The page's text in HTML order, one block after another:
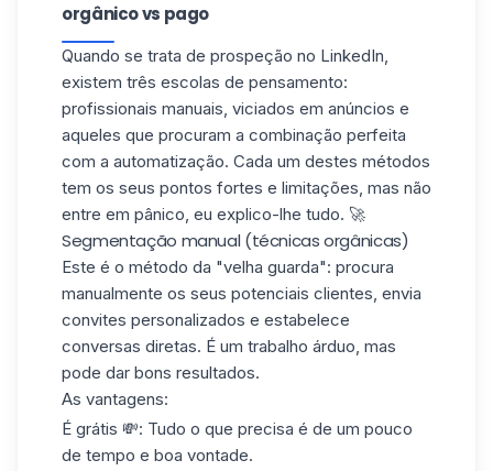
orgânico vs pago
Quando se trata de prospeção no LinkedIn,
existem três escolas de pensamento:
profissionais manuais, viciados em anúncios e
aqueles que procuram a combinação perfeita
com a automatização. Cada um destes métodos
tem os seus pontos fortes e limitações, mas não
entre em pânico, eu explico-lhe tudo. 🚀
Segmentação manual (técnicas orgânicas)
Este é o método da "velha guarda": procura
manualmente os seus potenciais clientes, envia
convites personalizados e estabelece
conversas diretas. É um trabalho árduo, mas
pode dar bons resultados.
As vantagens:
É grátis 💸: Tudo o que precisa é de um pouco
de tempo e boa vontade.